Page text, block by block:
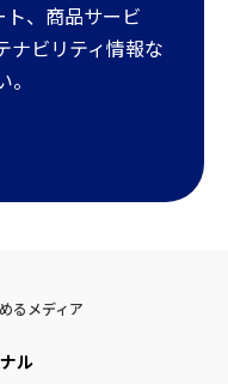
、商品サービ
ナビリティ情報な
るメディア
ル